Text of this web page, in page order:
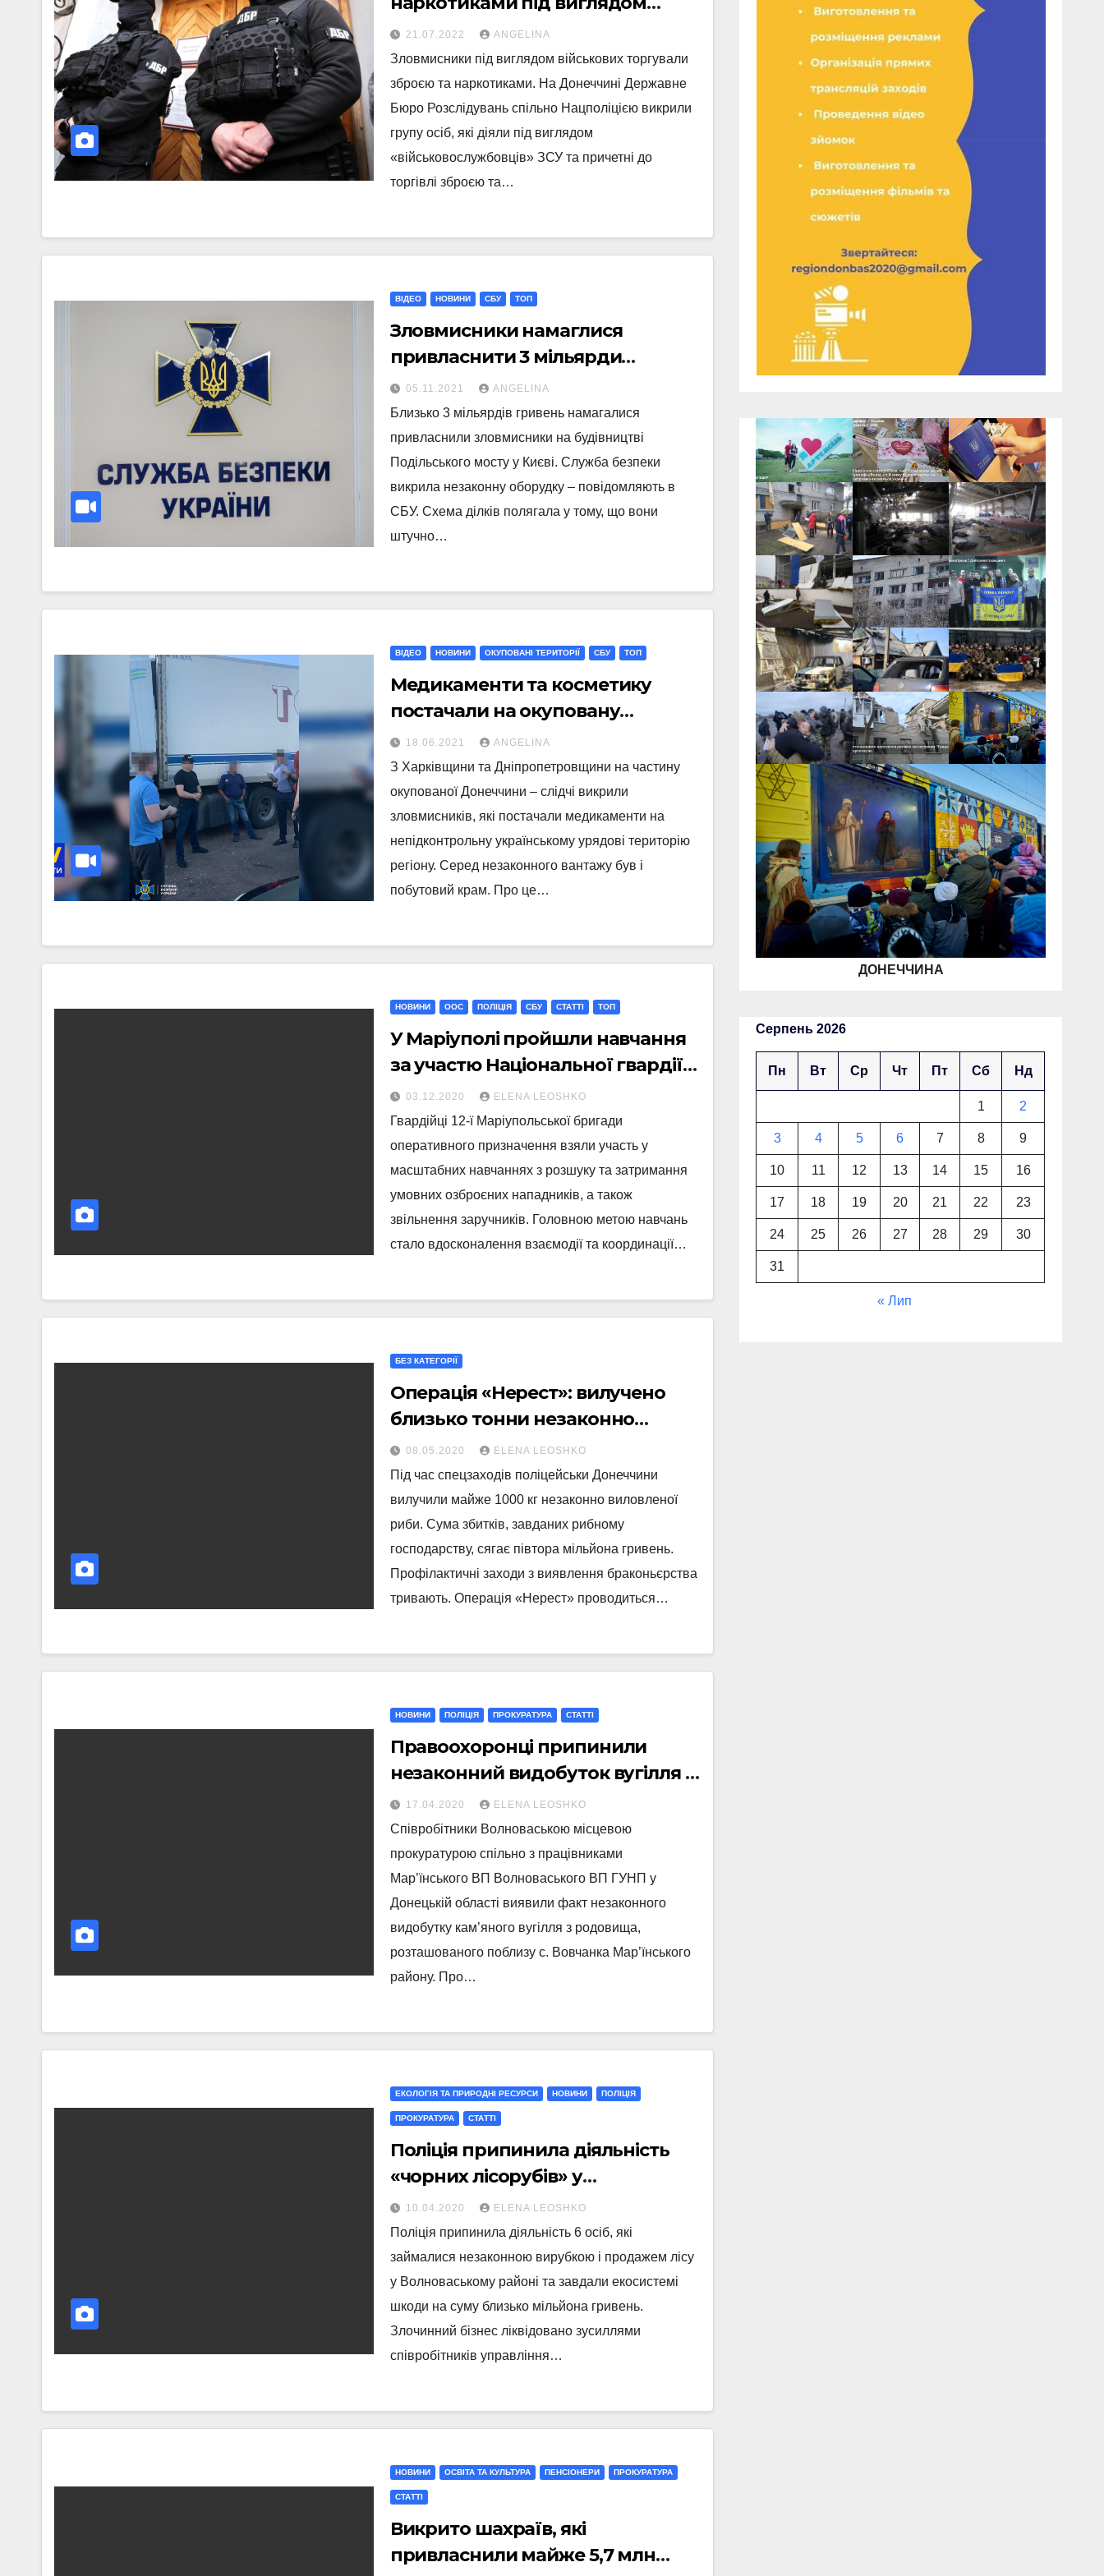
військових – ДБР викрило
зловмисників
21.07.2022 ANGELINA
Зловмисники під виглядом військових торгували
зброєю та наркотиками. На Донеччині Державне
Бюро Розслідувань спільно Нацполіцією викрили
групу осіб, які діяли під виглядом
«військовослужбовців» ЗСУ та причетні до
торгівлі зброєю та…
ВІДЕО НОВИНИ СБУ ТОП
Зловмисники намаглися
привласнити 3 мільярди
гривень на будівництві мосту
05.11.2021 ANGELINA
Близько 3 мільярдів гривень намагалися
привласнили зловмисники на будівництві
Подільського мосту у Києві. Служба безпеки
викрила незаконну оборудку – повідомляють в
СБУ. Схема ділків полягала у тому, що вони
штучно…
ВІДЕО НОВИНИ ОКУПОВАНІ ТЕРИТОРІЇ СБУ ТОП
Медикаменти та косметику
постачали на окуповану
Донеччину – СБУ затримала
зловмисників
18.06.2021 ANGELINA
З Харківщини та Дніпропетровщини на частину
окупованої Донеччини – слідчі викрили
зловмисників, які постачали медикаменти на
непідконтрольну українському урядові територію
регіону. Серед незаконного вантажу був і
побутовий крам. Про це…
НОВИНИ ООС ПОЛІЦІЯ СБУ СТАТТI ТОП
У Маріуполі пройшли навчання
за участю Національної гвардії
України
03.12.2020 ELENA LEOSHKO
Гвардійці 12-ї Маріупольської бригади
оперативного призначення взяли участь у
масштабних навчаннях з розшуку та затримання
умовних озброєних нападників, а також
звільнення заручників. Головною метою навчань
стало вдосконалення взаємодії та координації…
БЕЗ КАТЕГОРІЇ
Операція «Нерест»: вилучено
близько тонни незаконно
виловленої риби
08.05.2020 ELENA LEOSHKO
Під час спецзаходів поліцейськи Донеччини
вилучили майже 1000 кг незаконно виловленої
риби. Сума збитків, завданих рибному
господарству, сягає півтора мільйона гривень.
Профілактичні заходи з виявлення браконьєрства
тривають. Операція «Нерест» проводиться…
НОВИНИ ПОЛІЦІЯ ПРОКУРАТУРА СТАТТI
Правоохоронці припинили
незаконний видобуток вугілля з
«копанки»
17.04.2020 ELENA LEOSHKO
Співробітники Волноваською місцевою
прокуратурою спільно з працівниками
Мар’їнського ВП Волноваського ВП ГУНП у
Донецькій області виявили факт незаконного
видобутку кам’яного вугілля з родовища,
розташованого поблизу с. Вовчанка Мар’їнського
району. Про…
ЕКОЛОГІЯ ТА ПРИРОДНІ РЕСУРСИ НОВИНИ ПОЛІЦІЯ
ПРОКУРАТУРА СТАТТI
Поліція припинила діяльність
«чорних лісорубів» у
Волноваському районі
10.04.2020 ELENA LEOSHKO
Поліція припинила діяльність 6 осіб, які
займалися незаконною вирубкою і продажем лісу
у Волноваському районі та завдали екосистемі
шкоди на суму близько мільйона гривень.
Злочинний бізнес ліквідовано зусиллями
співробітників управління…
НОВИНИ ОСВІТА ТА КУЛЬТУРА ПЕНСІОНЕРИ ПРОКУРАТУРА
СТАТТI
Викрито шахраїв, які
привласнили майже 5,7 млн
ДОНЕЧЧИНА
Серпень 2026
Пн Вт Ср Чт Пт Сб Нд
1 2
3 4 5 6 7 8 9
10 11 12 13 14 15 16
17 18 19 20 21 22 23
24 25 26 27 28 29 30
31
« Лип